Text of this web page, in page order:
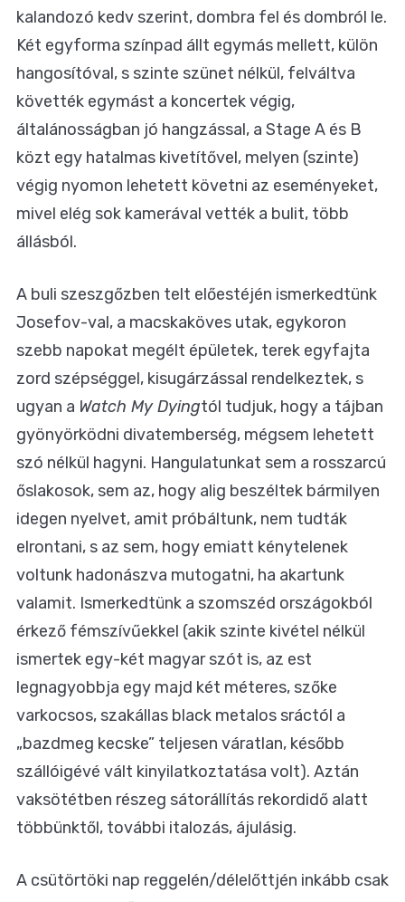
kalandozó kedv szerint, dombra fel és dombról le.
Két egyforma színpad állt egymás mellett, külön
hangosítóval, s szinte szünet nélkül, felváltva
követték egymást a koncertek végig,
általánosságban jó hangzással, a Stage A és B
közt egy hatalmas kivetítővel, melyen (szinte)
végig nyomon lehetett követni az eseményeket,
mivel elég sok kamerával vették a bulit, több
állásból.
A buli szeszgőzben telt előestéjén ismerkedtünk
Josefov-val, a macskaköves utak, egykoron
szebb napokat megélt épületek, terek egyfajta
zord szépséggel, kisugárzással rendelkeztek, s
ugyan a Watch My Dyingtól tudjuk, hogy a tájban
gyönyörködni divatemberség, mégsem lehetett
szó nélkül hagyni. Hangulatunkat sem a rosszarcú
őslakosok, sem az, hogy alig beszéltek bármilyen
idegen nyelvet, amit próbáltunk, nem tudták
elrontani, s az sem, hogy emiatt kénytelenek
voltunk hadonászva mutogatni, ha akartunk
valamit. Ismerkedtünk a szomszéd országokból
érkező fémszívűekkel (akik szinte kivétel nélkül
ismertek egy-két magyar szót is, az est
legnagyobbja egy majd két méteres, szőke
varkocsos, szakállas black metalos sráctól a
„bazdmeg kecske” teljesen váratlan, később
szállóigévé vált kinyilatkoztatása volt). Aztán
vaksötétben részeg sátorállítás rekordidő alatt
többünktől, további italozás, ájulásig.
A csütörtöki nap reggelén/délelőttjén inkább csak